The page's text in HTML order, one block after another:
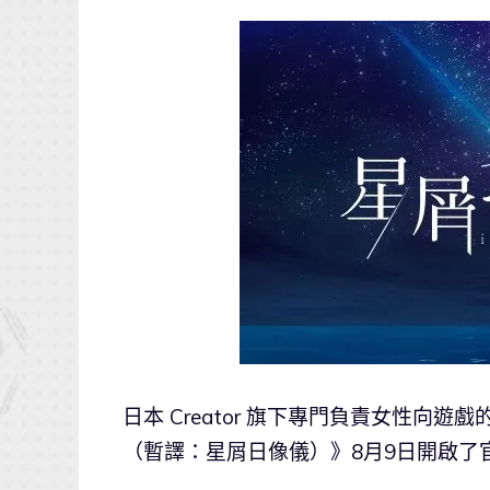
日本 Creator 旗下專門負責女性向遊
（暫譯：星屑日像儀）》8月9日開啟